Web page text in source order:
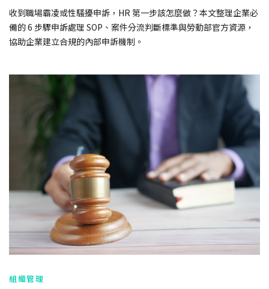
收到職場霸凌或性騷擾申訴，HR 第一步該怎麼做？本文整理企業必
備的 6 步驟申訴處理 SOP、案件分流判斷標準與勞動部官方資源，
協助企業建立合規的內部申訴機制。
組織管理